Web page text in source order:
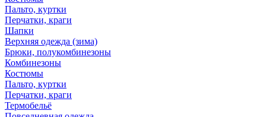
Пальто, куртки
Перчатки, краги
Шапки
Верхняя одежда (зима)
Брюки, полукомбинезоны
Комбинезоны
Костюмы
Пальто, куртки
Перчатки, краги
Термобельё